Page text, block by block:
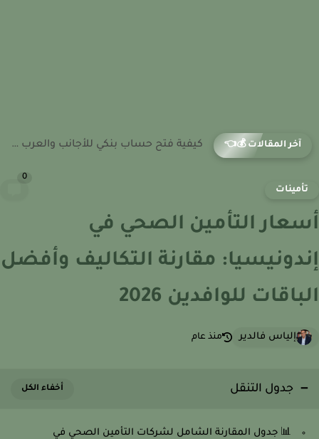
آخر المقالات 💰👈 كيفية فتح حساب بنكي للأجانب والعرب وغير المقيمين في أمريكا
التأمين الصحي في
مقارنة التكاليف وأفضل
للوافدين 2026
إلياس فالدير منذ عام
جدول التنقل
📊 جدول المقارنة الشامل لشركات التأمين الصحي في